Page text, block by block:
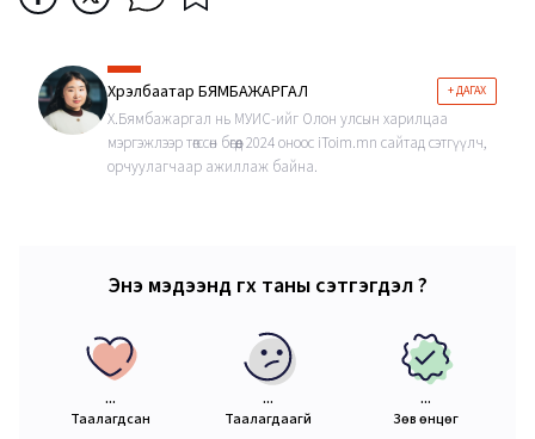
Хүрэлбаатар БЯМБАЖАРГАЛ + ДАГАХ
Х.Бямбажаргал нь МУИС-ийг Олон улсын харилцаа
мэргэжлээр төгссөн бөгөөд 2024 оноос iToim.mn сайтад сэтгүүлч,
орчуулагчаар ажиллаж байна.
Энэ мэдээнд өгөх таны сэтгэгдэл ?
...
Таалагдсан
...
Таалагдаагүй
...
Зөв өнцөг